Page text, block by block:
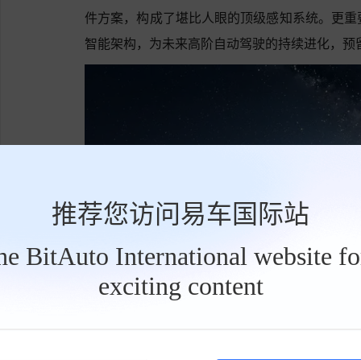
推荐您访问易车国际站
BitAuto International website
exciting content
件方案，构成了堪比人眼的顶级感知系统。更
智能架构，为未来高阶自动驾驶的持续进化，